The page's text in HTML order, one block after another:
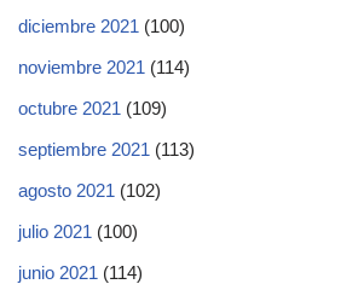
diciembre 2021 (100)
noviembre 2021 (114)
octubre 2021 (109)
septiembre 2021 (113)
agosto 2021 (102)
julio 2021 (100)
junio 2021 (114)